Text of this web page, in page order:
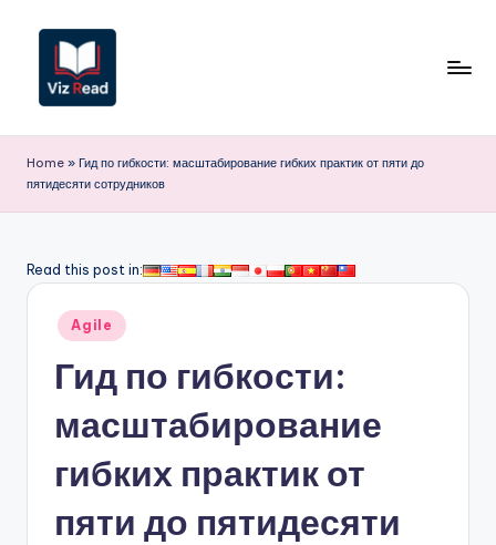
Перейти
содержимому
iz
R
a
Home » Гид по гибкости: масштабирование гибких практик от пяти до
пятидесяти сотрудников
Read this post in:
Опубликовано
Agile
Гид по гибкости:
масштабирование
гибких практик от
пяти до пятидесяти